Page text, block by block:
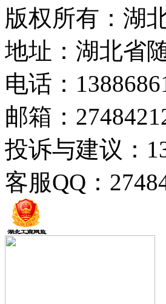
版权所有：湖
地址：湖北省
电话：
邮箱：
投诉与建议：
客服QQ：